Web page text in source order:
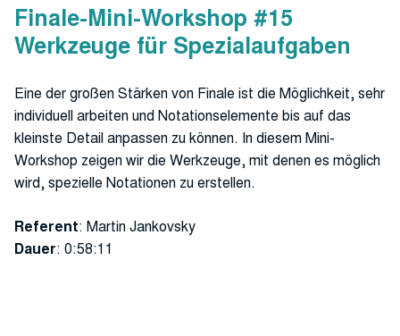
Finale-Mini-Workshop #15
Werkzeuge für Spezialaufgaben
Eine der großen Stärken von Finale ist die Möglichkeit, sehr
individuell arbeiten und Notationselemente bis auf das
kleinste Detail anpassen zu können. In diesem Mini-
Workshop zeigen wir die Werkzeuge, mit denen es möglich
wird, spezielle Notationen zu erstellen.
Referent: Martin Jankovsky
Dauer: 0:58:11